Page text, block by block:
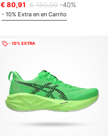
€ 80,91 € 150,00 -40%
- 10% Extra en en Carrito
- 10% EXTRA